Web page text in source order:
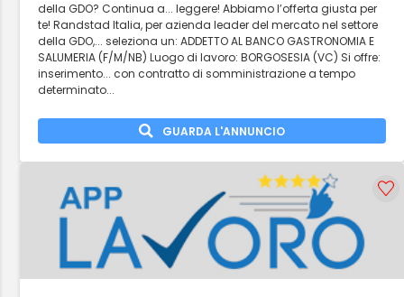
della GDO? Continua a... leggere! Abbiamo l’offerta giusta per
te! Randstad Italia, per azienda leader del mercato nel settore
della GDO,... seleziona un: ADDETTO AL BANCO GASTRONOMIA E
SALUMERIA (F/M/NB) Luogo di lavoro: BORGOSESIA (VC) Si offre:
inserimento... con contratto di somministrazione a tempo
determinato...
GUARDA L'ANNUNCIO